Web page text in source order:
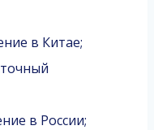
в Китае;
в России;